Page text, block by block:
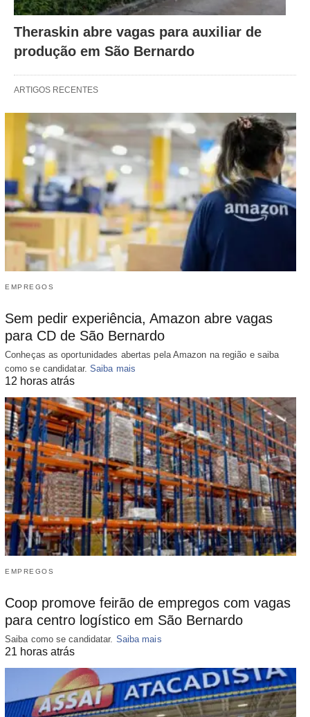
Theraskin abre vagas para auxiliar de
produção em São Bernardo
ARTIGOS RECENTES
EMPREGOS
Sem pedir experiência, Amazon abre vagas
para CD de São Bernardo
Conheças as oportunidades abertas pela Amazon na região e saiba
como se candidatar. Saiba mais
12 horas atrás
EMPREGOS
Coop promove feirão de empregos com vagas
para centro logístico em São Bernardo
Saiba como se candidatar. Saiba mais
21 horas atrás